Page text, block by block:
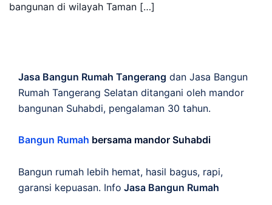
bangunan di wilayah Taman […]
Jasa Bangun Rumah Tangerang dan Jasa Bangun
Rumah Tangerang Selatan ditangani oleh mandor
bangunan Suhabdi, pengalaman 30 tahun.
Bangun Rumah bersama mandor Suhabdi
Bangun rumah lebih hemat, hasil bagus, rapi,
garansi kepuasan. Info Jasa Bangun Rumah